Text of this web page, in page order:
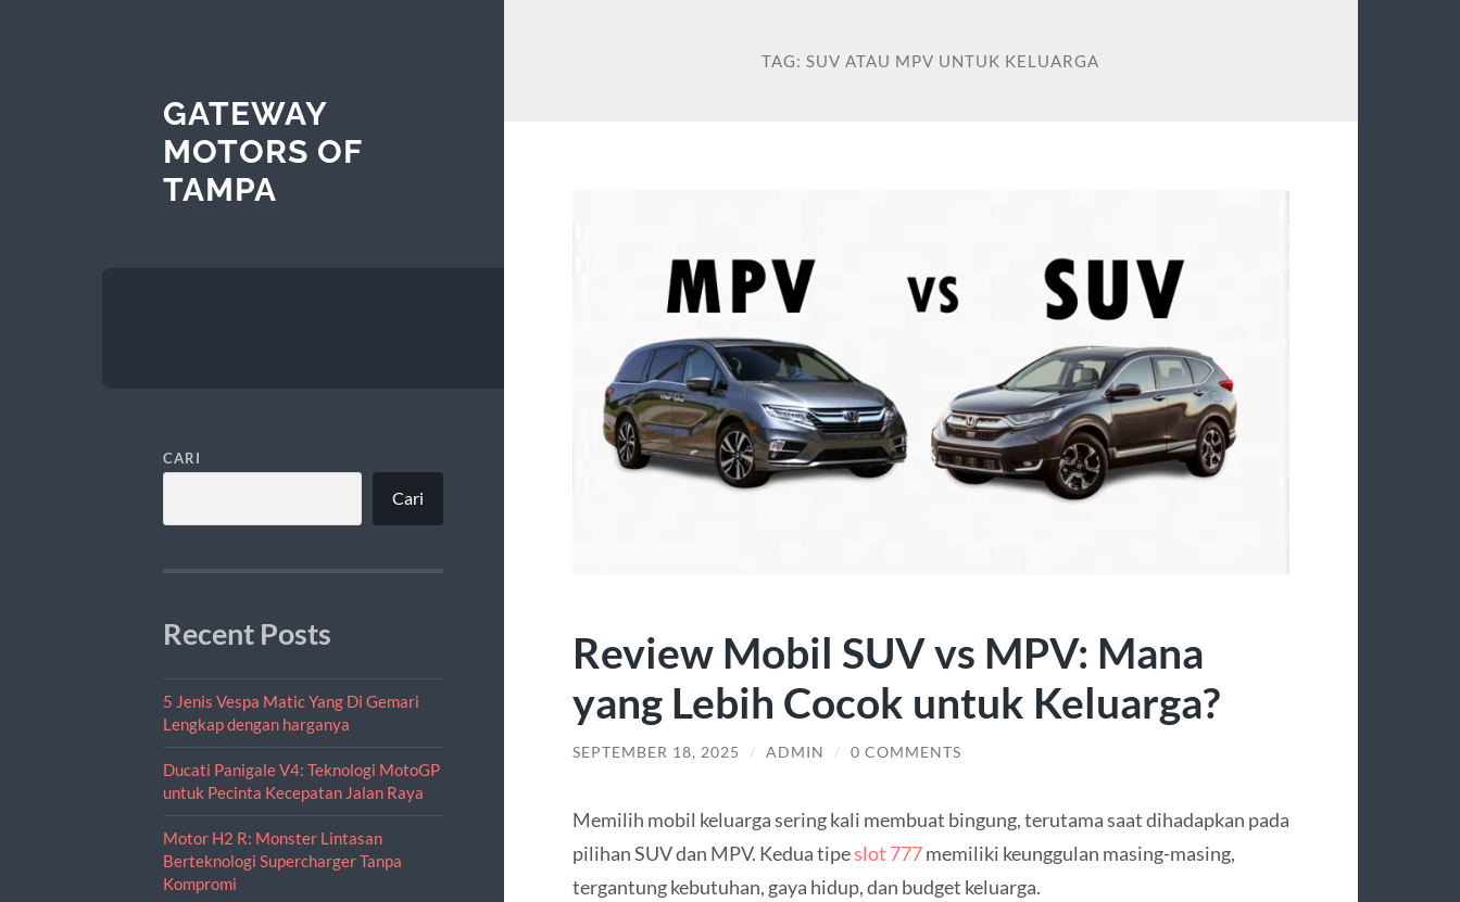
GATEWAY
MOTORS OF
TAMPA
CARI
Cari
Recent Posts
5 Jenis Vespa Matic Yang Di Gemari
Lengkap dengan harganya
Ducati Panigale V4: Teknologi MotoGP
untuk Pecinta Kecepatan Jalan Raya
Motor H2 R: Monster Lintasan
Berteknologi Supercharger Tanpa
Kompromi
TAG:SUV ATAU MPV UNTUK KELUARGA
Review Mobil SUV vs MPV: Mana
yang Lebih Cocok untuk Keluarga?
SEPTEMBER 18, 2025 / ADMIN / 0 COMMENTS
Memilih mobil keluarga sering kali membuat bingung, terutama saat dihadapkan pada
pilihan SUV dan MPV. Kedua tipeslot 777memiliki keunggulan masing-masing,
tergantung kebutuhan, gaya hidup, dan budget keluarga.